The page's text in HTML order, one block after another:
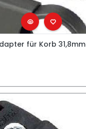
für Korb 31,8mm